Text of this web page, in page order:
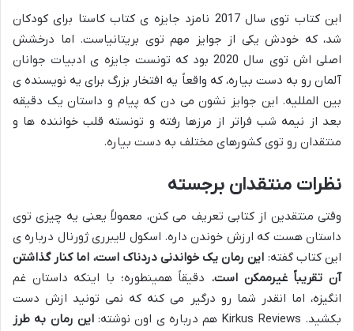
این کتاب توی سال 2017 نامزد جایزه ی کتاب کاستا برای کودکان
شد، که خودش یکی از جوایز مهم توی بریتانیاست. اما درخشش
اصلی اش توی سال 2020 بود که تونست جایزه ی ادبیات جوانان
آلمان رو به دست بیاره، که واقعاً یه افتخار بزرگ برای یه نویسنده ی
بین المللیه. این جوایز نشون می دن که پیام و داستان یک دقیقه
بعد از نیمه شب فراتر از مرزها رفته و تونسته قلب خواننده ها و
منتقدان رو توی کشورهای مختلف به دست بیاره.
نظرات منتقدان برجسته
وقتی منتقدین از کتابی تعریف می کنن، معمولاً یعنی یه چیزی توی
داستان هست که ارزش خوندن داره. اسکول لایبرری ژورنال درباره ی
این کتاب گفته: این رمان یک خواندنی دردناک است، اما کنار گذاشتن
آن تقریباً غیرممکن است. دقیقاً همینطوره؛ با اینکه داستان غم
انگیزه، اما انقدر شما رو درگیر می کنه که نمی تونید ازش دست
بکشید. Kirkus Reviews هم درباره ی اون نوشته:
این رمان به طرز